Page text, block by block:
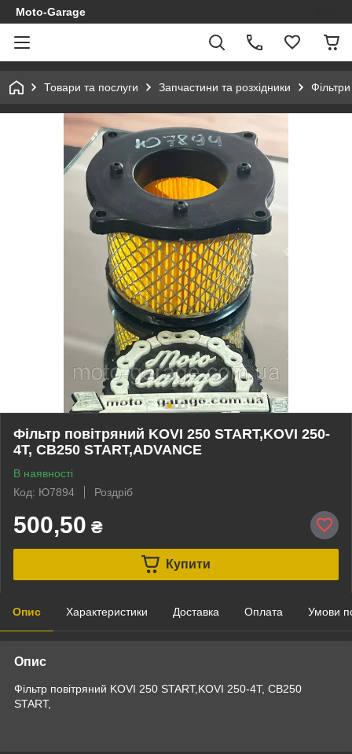
Moto-Garage
Товари та послуги Запчастини та розхідники Фільтри
Фільтр повітряний KOVI 250 START,KOVI 250-
4T, CB250 START,ADVANCE
В наявності
Код: Ю7894
Роздріб
500,50 ₴
Купити
Опис Характеристики Доставка Оплата Умови
Опис
Фільтр повітряний KOVI 250 START,KOVI 250-4T, CB250
START,